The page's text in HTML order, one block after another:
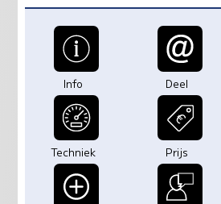
Info Deel
Techniek Prijs